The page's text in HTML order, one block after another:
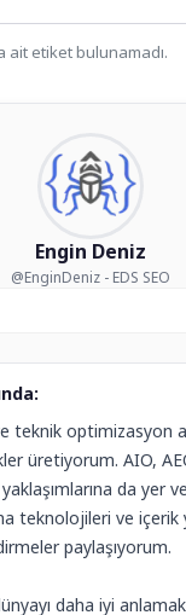
ait etiket bulunamadı.
Engin Deniz
@EnginDeniz - EDS SEO
teknik optimizasyon
üretiyorum. AIO,
da yer
teknolojileri ve içerik
paylaşıyorum.
daha iyi